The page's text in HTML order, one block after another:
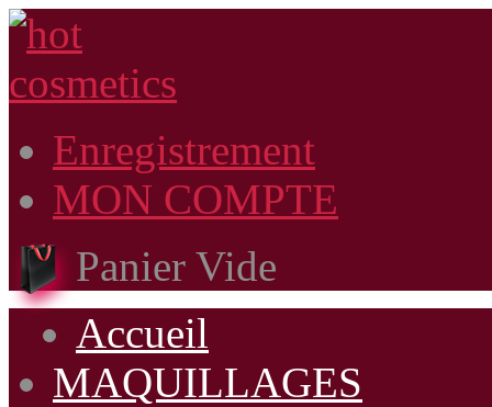
Enregistrement
MON COMPTE
Panier Vide
Accueil
MAQUILLAGES